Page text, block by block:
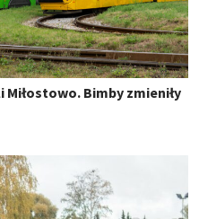
Bimby zmieniły